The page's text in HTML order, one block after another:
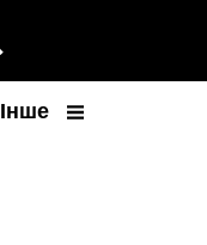
Інше